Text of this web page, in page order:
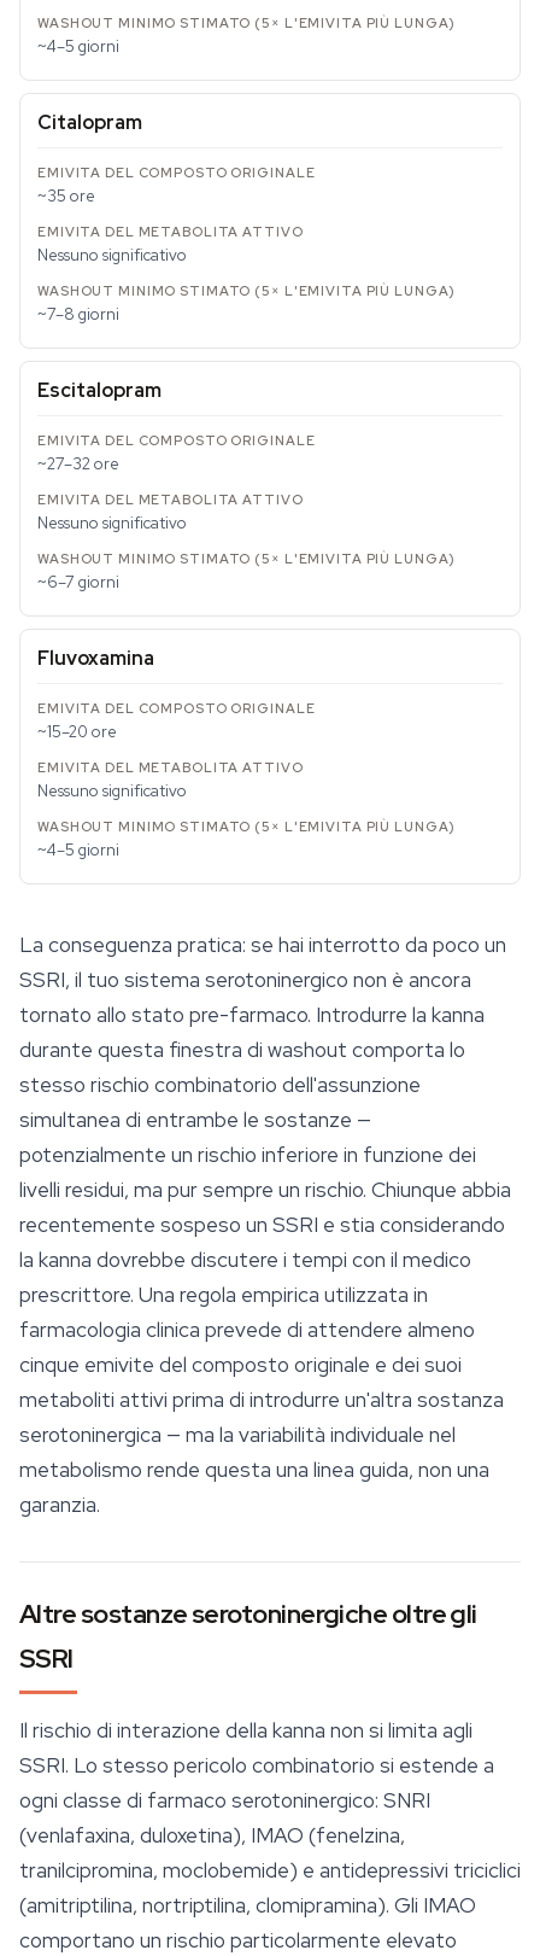
~4–5 giorni
Citalopram
~35 ore
Nessuno significativo
~7–8 giorni
Escitalopram
~27–32 ore
Nessuno significativo
~6–7 giorni
Fluvoxamina
~15–20 ore
Nessuno significativo
~4–5 giorni
La conseguenza pratica: se hai interrotto da poco un
SSRI, il tuo sistema serotoninergico non è ancora
tornato allo stato pre-farmaco. Introdurre la kanna
durante questa finestra di washout comporta lo
stesso rischio combinatorio dell'assunzione
simultanea di entrambe le sostanze —
potenzialmente un rischio inferiore in funzione dei
livelli residui, ma pur sempre un rischio. Chiunque abbia
recentemente sospeso un SSRI e stia considerando
la kanna dovrebbe discutere i tempi con il medico
prescrittore. Una regola empirica utilizzata in
farmacologia clinica prevede di attendere almeno
cinque emivite del composto originale e dei suoi
metaboliti attivi prima di introdurre un'altra sostanza
serotoninergica — ma la variabilità individuale nel
metabolismo rende questa una linea guida, non una
garanzia.
Altre sostanze serotoninergiche oltre gli
SSRI
Il rischio di interazione della kanna non si limita agli
SSRI. Lo stesso pericolo combinatorio si estende a
ogni classe di farmaco serotoninergico: SNRI
(venlafaxina, duloxetina), IMAO (fenelzina,
tranilcipromina, moclobemide) e antidepressivi triciclici
(amitriptilina, nortriptilina, clomipramina). Gli IMAO
comportano un rischio particolarmente elevato